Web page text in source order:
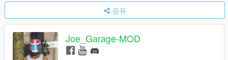
공유
Joe_Garage-MOD